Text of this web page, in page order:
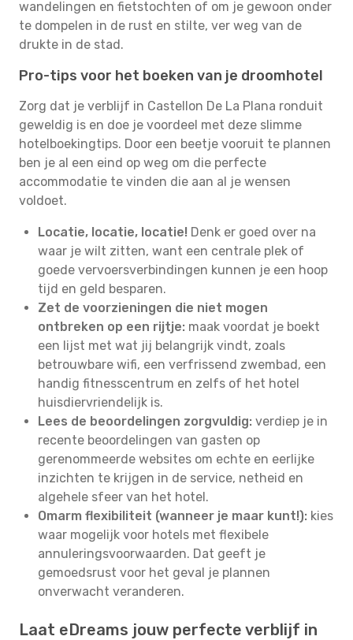
wandelingen en fietstochten of om je gewoon onder
te dompelen in de rust en stilte, ver weg van de
drukte in de stad.
Pro-tips voor het boeken van je droomhotel
Zorg dat je verblijf in Castellon De La Plana ronduit
geweldig is en doe je voordeel met deze slimme
hotelboekingtips. Door een beetje vooruit te plannen
ben je al een eind op weg om die perfecte
accommodatie te vinden die aan al je wensen
voldoet.
Locatie, locatie, locatie! Denk er goed over na
waar je wilt zitten, want een centrale plek of
goede vervoersverbindingen kunnen je een hoop
tijd en geld besparen.
Zet de voorzieningen die niet mogen
ontbreken op een rijtje: maak voordat je boekt
een lijst met wat jij belangrijk vindt, zoals
betrouwbare wifi, een verfrissend zwembad, een
handig fitnesscentrum en zelfs of het hotel
huisdiervriendelijk is.
Lees de beoordelingen zorgvuldig: verdiep je in
recente beoordelingen van gasten op
gerenommeerde websites om echte en eerlijke
inzichten te krijgen in de service, netheid en
algehele sfeer van het hotel.
Omarm flexibiliteit (wanneer je maar kunt!): kies
waar mogelijk voor hotels met flexibele
annuleringsvoorwaarden. Dat geeft je
gemoedsrust voor het geval je plannen
onverwacht veranderen.
Laat eDreams jouw perfecte verblijf in